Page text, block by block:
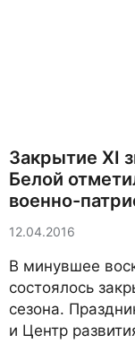
Закрытие ХI
Белой
военно-
12.04.2016
В минувшее
состоялось
сезона.
и Центр